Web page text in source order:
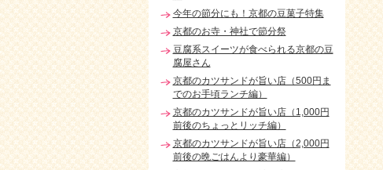
今年の節分にも！京都の豆菓子特集
京都のお寺・神社で節分祭
豆腐系スイーツが食べられる京都の豆
腐屋さん
京都のカツサンドが旨い店（500円ま
でのお手頃ランチ編）
京都のカツサンドが旨い店（1,000円
前後のちょっとリッチ編）
京都のカツサンドが旨い店（2,000円
前後の晩ごはんより豪華編）